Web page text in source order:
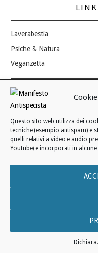
Questo sito web utilizza dei
tecniche (esempio antispam) e
quelli relativi a video e audio
Youtube) e incorporati in
Laverabestia
Psiche & Natura
Veganzetta
Modifica consenso ai
REVOCA IL TUO
Stato attuale: Negato
Nessun testo pubblicato in
istruire